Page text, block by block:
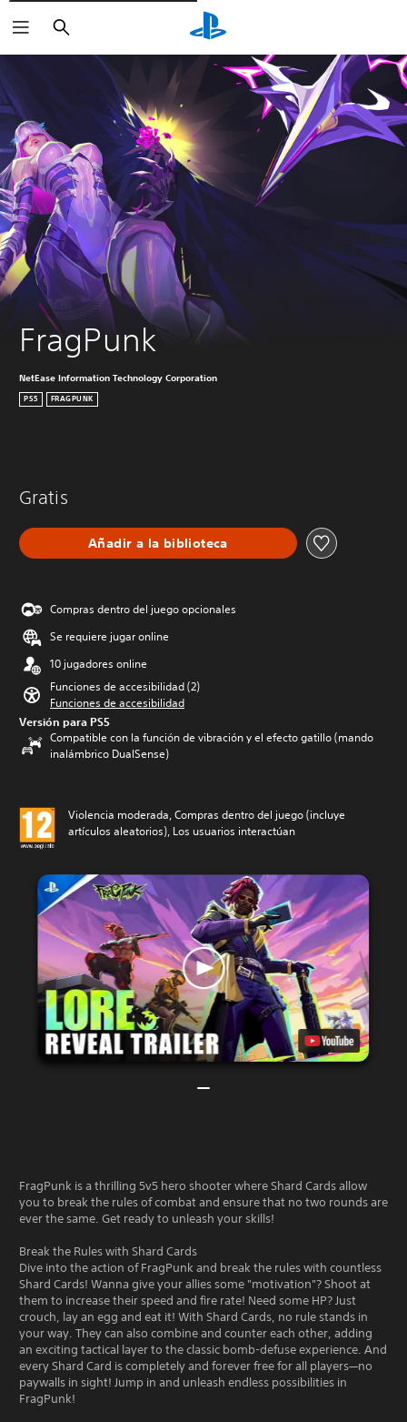
Buscar
FragPunk
NetEase Information Technology Corporation
PS5 FRAGPUNK
Gratis
Añadir a la biblioteca
Compras dentro del juego opcionales
Se requiere jugar online
10 jugadores online
Funciones de accesibilidad (2)
Funciones de accesibilidad
Versión para PS5
Compatible con la función de vibración y el efecto gatillo (mando
inalámbrico DualSense)
Violencia moderada, Compras dentro del juego (incluye
artículos aleatorios), Los usuarios interactúan
FragPunk is a thrilling 5v5 hero shooter where Shard Cards allow
you to break the rules of combat and ensure that no two rounds are
ever the same. Get ready to unleash your skills!
Break the Rules with Shard Cards
Dive into the action of FragPunk and break the rules with countless
Shard Cards! Wanna give your allies some "motivation"? Shoot at
them to increase their speed and fire rate! Need some HP? Just
crouch, lay an egg and eat it! With Shard Cards, no rule stands in
your way. They can also combine and counter each other, adding
an exciting tactical layer to the classic bomb-defuse experience. And
every Shard Card is completely and forever free for all players—no
paywalls in sight! Jump in and unleash endless possibilities in
FragPunk!